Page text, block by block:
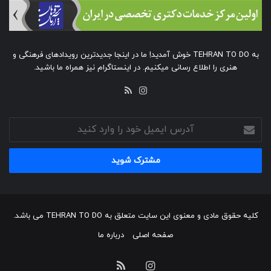
به TEHRAN TO DO خوش آمدید! ما در اینجا جدیدترین رویدادهای فرهنگی و
هنری را اطلاع رسانی میکنیم. در اینستاگرام نیز همراه ما باشید.
اینستاگرام
آدرس
ایمیل
خود
وارد
کلیه حقوق مادی و معنوی این سایت متعلق به TEHRAN TO DO می باشد.
صفحه اصلی
درباره ما
اینستاگرام